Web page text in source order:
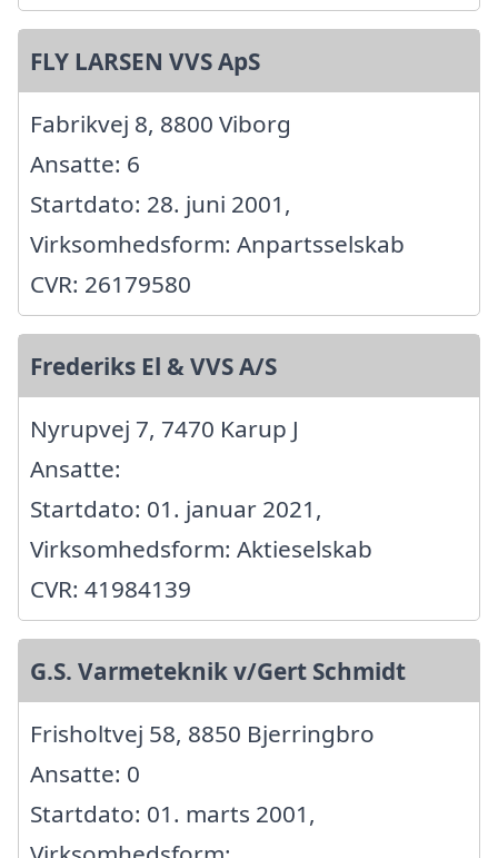
FLY LARSEN VVS ApS
Fabrikvej 8, 8800 Viborg
Ansatte: 6
Startdato: 28. juni 2001,
Virksomhedsform: Anpartsselskab
CVR: 26179580
Frederiks El & VVS A/S
Nyrupvej 7, 7470 Karup J
Ansatte:
Startdato: 01. januar 2021,
Virksomhedsform: Aktieselskab
CVR: 41984139
G.S. Varmeteknik v/Gert Schmidt
Frisholtvej 58, 8850 Bjerringbro
Ansatte: 0
Startdato: 01. marts 2001,